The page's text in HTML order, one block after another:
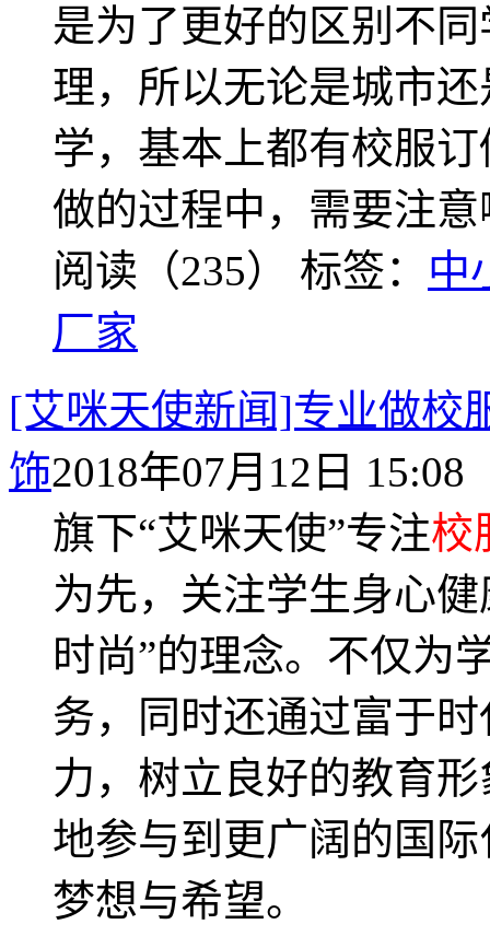
是为了更好的区别不
理，所以无论是城市
学，基本上都有校服
做的过程中，需要注意
阅读（235） 标签： 中
厂家
[艾咪天使新闻]专业做校
饰2018年07月12日 15:08
旗下“艾咪天使”专注校
为先，关注学生身心
时尚”的理念。不仅为
务，同时还通过富于
力，树立良好的教育
地参与到更广阔的国
梦想与希望。